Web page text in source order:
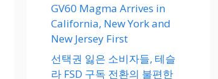
GV60 Magma Arrives in
California, New York and
New Jersey First
선택권 잃은 소비자들, 테슬
라 FSD 구독 전환의 불편한